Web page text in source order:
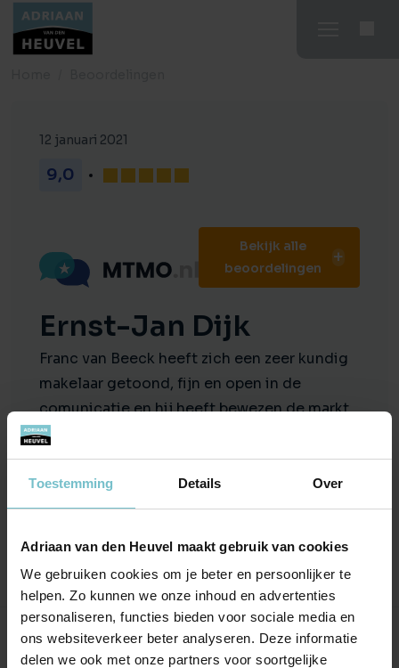
Toestemming Details Over
Adriaan van den Heuvel maakt gebruik van cookies
We gebruiken cookies om je beter en persoonlijker te
helpen. Zo kunnen we onze inhoud en advertenties
personaliseren, functies bieden voor sociale media en
ons websiteverkeer beter analyseren. Deze informatie
delen we ook met onze partners voor soortgelijke
12 januari 2021
9,0
Bekijk alle
beoordelingen
Ernst-Jan Dijk
Franc van Beeck heeft zich een zeer kundig
makelaar getoond, fijn en open in de
comunicatie en hij heeft bewezen de markt
in Helmond zéér goed te kennen. De
ondersteuning vanuit het kantoor van Van
den Heuvel was ook zeer kundig en prettig
in de omgang.
Onze kantoren